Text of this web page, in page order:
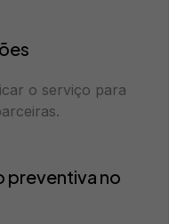
o serviço para
preventiva no